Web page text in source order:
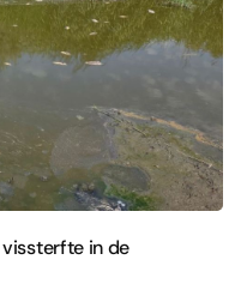
in de